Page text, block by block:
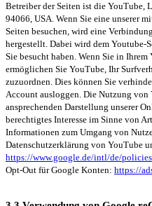
Betreiber der Seiten ist die YouTube,
94066, USA. Wenn Sie eine unserer
Seiten besuchen, wird eine
hergestellt. Dabei wird dem Youtube-
Sie besucht haben. Wenn Sie in
ermöglichen Sie YouTube, Ihr
zuzuordnen. Dies können Sie
Account ausloggen. Die Nutzung von
ansprechenden Darstellung unserer
berechtigtes Interesse im Sinne von
Informationen zum Umgang von
Datenschutzerklärung von YouTube
https://www.google.de/intl/de/
Opt-Out für Google Konten: https://